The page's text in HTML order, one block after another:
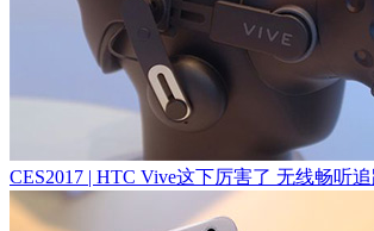
CES2017 | HTC Vive这下厉害了 无线畅听